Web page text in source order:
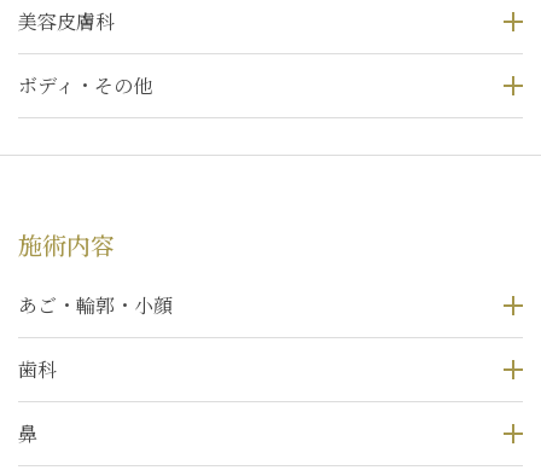
美容皮膚科
ボディ・その他
施術内容
あご・輪郭・小顔
歯科
鼻